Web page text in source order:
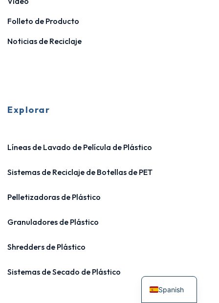
Folleto de Producto
Noticias de Reciclaje
Explorar
Líneas de Lavado de Película de Plástico
Sistemas de Reciclaje de Botellas de PET
Pelletizadoras de Plástico
Granuladores de Plástico
Shredders de Plástico
Sistemas de Secado de Plástico
Spanish